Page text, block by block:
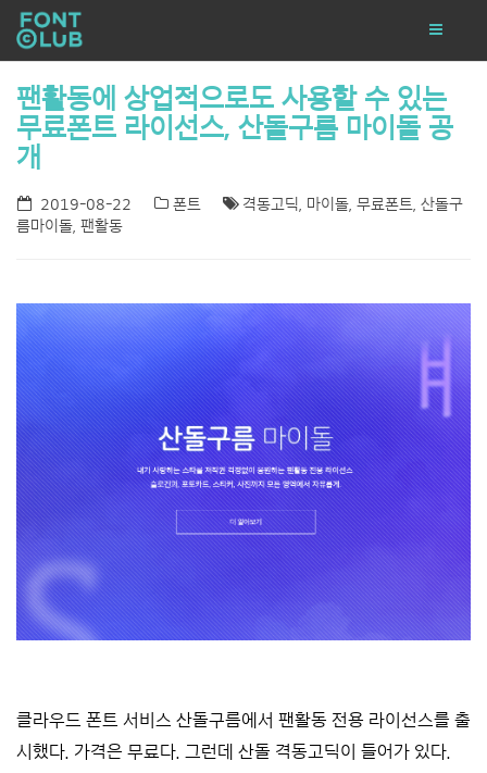
팬활동에 상업적으로도 사용할 수 있는
무료폰트 라이선스, 산돌구름 마이돌 공
개
2019-08-22 폰트 격동고딕 마이돌 무료폰트
산돌구
름마이돌 팬활동
클라우드 폰트 서비스 산돌구름에서 팬활동 전용 라이선스를 출
시했다. 가격은 무료다. 그런데 산돌 격동고딕이 들어가 있다.